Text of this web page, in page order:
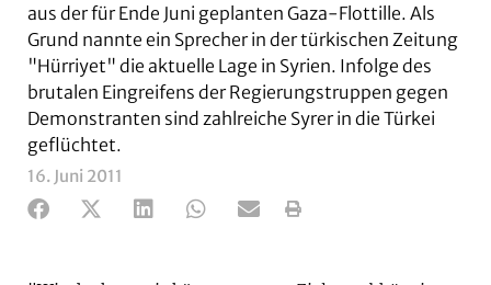
aus der für Ende Juni geplanten Gaza-Flottille. Als
Grund nannte ein Sprecher in der türkischen Zeitung
"Hürriyet" die aktuelle Lage in Syrien. Infolge des
brutalen Eingreifens der Regierungstruppen gegen
Demonstranten sind zahlreiche Syrer in die Türkei
geflüchtet.
16. Juni 2011